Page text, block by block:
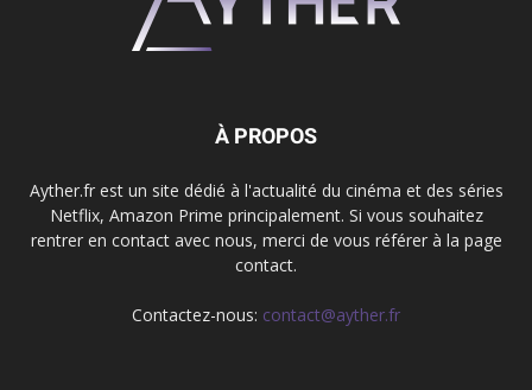
À PROPOS
Ayther.fr est un site dédié à l'actualité du cinéma et des séries
Netflix, Amazon Prime principalement. Si vous souhaitez
rentrer en contact avec nous, merci de vous référer à la page
contact.
Contactez-nous: contact@ayther.fr